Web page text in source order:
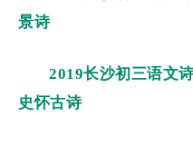
景诗
2019长沙初三语文
史怀古诗